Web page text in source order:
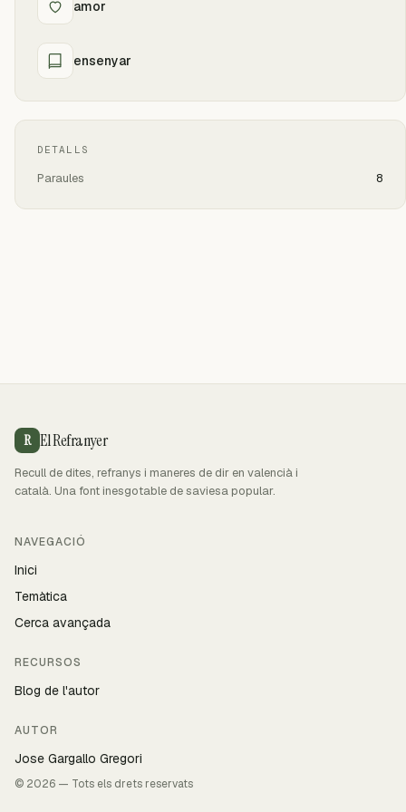
amor
ensenyar
DETALLS
Paraules 8
R El Refranyer
Recull de dites, refranys i maneres de dir en valencià i
català. Una font inesgotable de saviesa popular.
NAVEGACIÓ
Inici
Temàtica
Cerca avançada
RECURSOS
Blog de l'autor
AUTOR
Jose Gargallo Gregori
© 2026 — Tots els drets reservats